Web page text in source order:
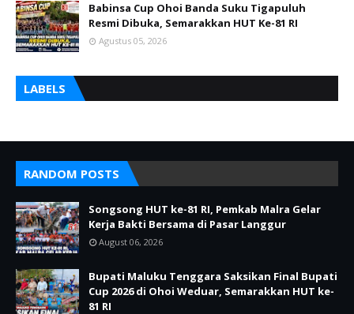
Babinsa Cup Ohoi Banda Suku Tigapuluh
Resmi Dibuka, Semarakkan HUT Ke-81 RI
Agustus 05, 2026
LABELS
RANDOM POSTS
Songsong HUT ke-81 RI, Pemkab Malra Gelar
Kerja Bakti Bersama di Pasar Langgur
August 06, 2026
Bupati Maluku Tenggara Saksikan Final Bupati
Cup 2026 di Ohoi Weduar, Semarakkan HUT ke-
81 RI